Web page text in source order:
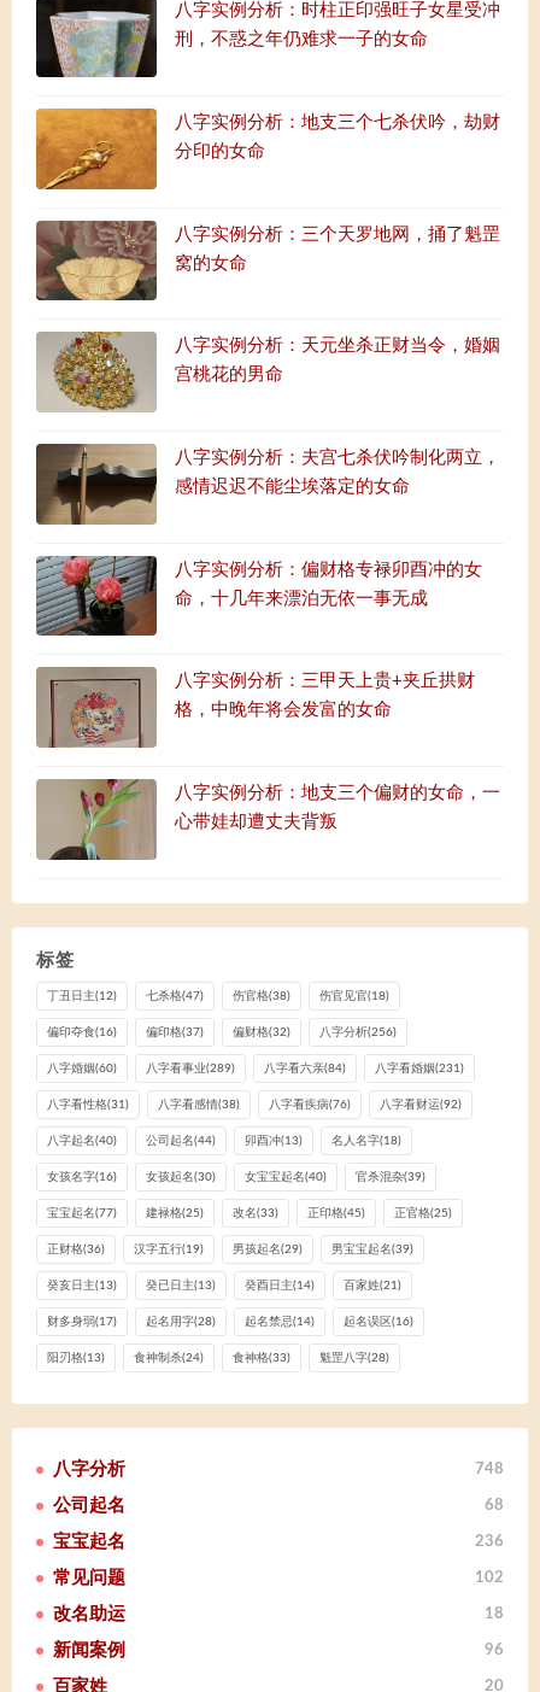
八字实例分析：时柱正印强旺子女星受冲
刑，不惑之年仍难求一子的女命
八字实例分析：地支三个七杀伏吟，劫财
分印的女命
八字实例分析：三个天罗地网，捅了魁罡
窝的女命
八字实例分析：天元坐杀正财当令，婚姻
宫桃花的男命
八字实例分析：夫宫七杀伏吟制化两立，
感情迟迟不能尘埃落定的女命
八字实例分析：偏财格专禄卯酉冲的女
命，十几年来漂泊无依一事无成
八字实例分析：三甲天上贵+夹丘拱财
格，中晚年将会发富的女命
八字实例分析：地支三个偏财的女命，一
心带娃却遭丈夫背叛
标签
丁丑日主(12) 七杀格(47) 伤官格(38) 伤官见官(18)
偏印夺食(16) 偏印格(37) 偏财格(32) 八字分析(256)
八字婚姻(60) 八字看事业(289) 八字看六亲(84) 八字看婚姻(231)
八字看性格(31) 八字看感情(38) 八字看疾病(76) 八字看财运(92)
八字起名(40) 公司起名(44) 卯酉冲(13) 名人名字(18)
女孩名字(16) 女孩起名(30) 女宝宝起名(40) 官杀混杂(39)
宝宝起名(77) 建禄格(25) 改名(33) 正印格(45) 正官格(25)
正财格(36) 汉字五行(19) 男孩起名(29) 男宝宝起名(39)
癸亥日主(13) 癸已日主(13) 癸酉日主(14) 百家姓(21)
财多身弱(17) 起名用字(28) 起名禁忌(14) 起名误区(16)
阳刃格(13) 食神制杀(24) 食神格(33) 魁罡八字(28)
八字分析 748
公司起名 68
宝宝起名 236
常见问题 102
改名助运 18
新闻案例 96
百家姓 20